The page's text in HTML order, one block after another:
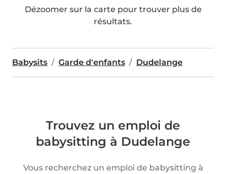
Dézoomer sur la carte pour trouver plus de
résultats.
Babysits Garde d'enfants Dudelange
Trouvez un emploi de
babysitting à Dudelange
Vous recherchez un emploi de babysitting à